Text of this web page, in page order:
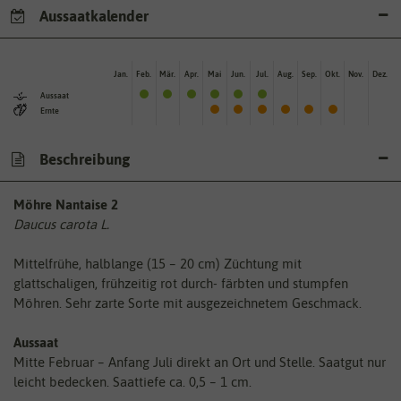
Aussaatkalender
Aussaat
Ernte
Jan. Feb. Mär. Apr. Mai Jun. Jul. Aug. Sep. Okt. Nov. Dez.
Beschreibung
Möhre Nantaise 2
Daucus carota L.
Mittelfrühe, halblange (15 – 20 cm) Züchtung mit
glattschaligen, frühzeitig rot durch- färbten und stumpfen
Möhren. Sehr zarte Sorte mit ausgezeichnetem Geschmack.
Aussaat
Mitte Februar – Anfang Juli direkt an Ort und Stelle. Saatgut nur
leicht bedecken. Saattiefe ca. 0,5 – 1 cm.